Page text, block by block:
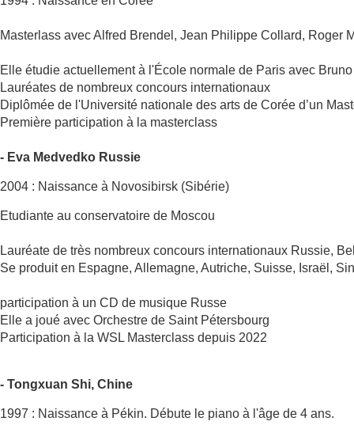
Masterlass avec Alfred Brendel, Jean Philippe Collard, Roger
Elle étudie actuellement à l'École normale de Paris avec
Lauréates de nombreux concours internationaux
Diplômée de l'Université nationale des arts de Corée d’un
Première participation à la masterclass
- Eva Medvedko Russie
2004 : Naissance à Novosibirsk (Sibérie)
Etudiante au conservatoire de Moscou
Lauréate de très nombreux concours internationaux Russie,
Se produit en Espagne, Allemagne, Autriche, Suisse, Israël,
participation à un CD de musique Russe
Elle a joué avec Orchestre de Saint Pétersbourg
Participation à la WSL Masterclass depuis 2022
- Tongxuan Shi, Chine
1997 : Naissance à Pékin. Débute le piano à l'âge de 4 ans.